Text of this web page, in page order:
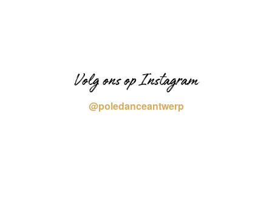
Volg ons op Instagram
@poledanceantwerp